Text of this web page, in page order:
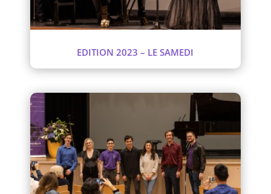
EDITION 2023 – LE SAMEDI